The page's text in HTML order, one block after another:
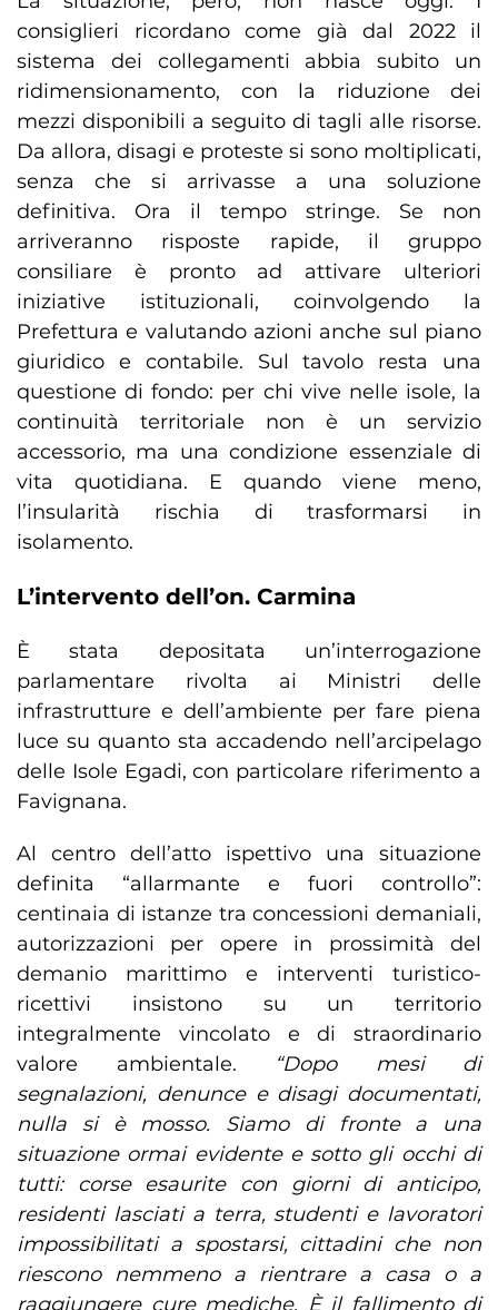
consiglieri ricordano come già dal 2022 il
sistema dei collegamenti abbia subito un
ridimensionamento, con la riduzione dei
mezzi disponibili a seguito di tagli alle risorse.
Da allora, disagi e proteste si sono moltiplicati,
senza che si arrivasse a una soluzione
definitiva. Ora il tempo stringe. Se non
arriveranno risposte rapide, il gruppo
consiliare è pronto ad attivare ulteriori
iniziative istituzionali, coinvolgendo la
Prefettura e valutando azioni anche sul piano
giuridico e contabile. Sul tavolo resta una
questione di fondo: per chi vive nelle isole, la
continuità territoriale non è un servizio
accessorio, ma una condizione essenziale di
vita quotidiana. E quando viene meno,
l’insularità rischia di trasformarsi in
isolamento.
L’intervento dell’on. Carmina
È stata depositata un’interrogazione
parlamentare rivolta ai Ministri delle
infrastrutture e dell’ambiente per fare piena
luce su quanto sta accadendo nell’arcipelago
delle Isole Egadi, con particolare riferimento a
Favignana.
Al centro dell’atto ispettivo una situazione
definita “allarmante e fuori controllo”:
centinaia di istanze tra concessioni demaniali,
autorizzazioni per opere in prossimità del
demanio marittimo e interventi turistico-
ricettivi insistono su un territorio
integralmente vincolato e di straordinario
valore ambientale.
“Dopo mesi di
segnalazioni, denunce e disagi documentati,
nulla si è mosso. Siamo di fronte a una
situazione ormai evidente e sotto gli occhi di
tutti: corse esaurite con giorni di anticipo,
residenti lasciati a terra, studenti e lavoratori
impossibilitati a spostarsi, cittadini che non
riescono nemmeno a rientrare a casa o a
raggiungere cure mediche. È il fallimento di